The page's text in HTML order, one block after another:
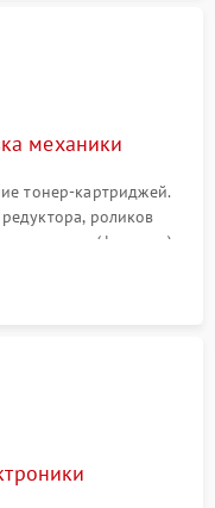
механики
тонер-картриджей.
роликов
в печи (фьюзере).